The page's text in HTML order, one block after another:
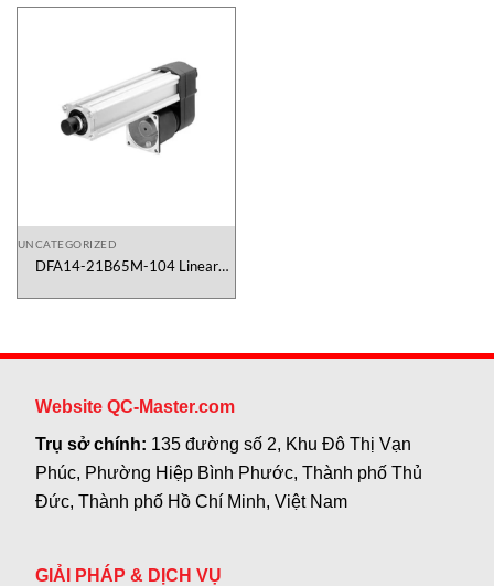
UNCATEGORIZED
DFA14-21B65M-104 Linear
Website QC-Master.com
Trụ sở chính: 135 đường số 2, Khu Đô Thị Vạn
Phúc, Phường Hiệp Bình Phước, Thành phố Thủ
Đức, Thành phố Hồ Chí Minh, Việt Nam
GIẢI PHÁP & DỊCH VỤ